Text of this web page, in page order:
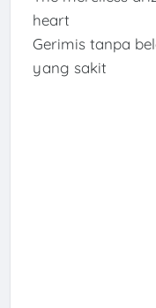
heart
Gerimis tanpa
yang sakit